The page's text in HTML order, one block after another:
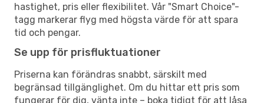
hastighet, pris eller flexibilitet. Vår "Smart Choice"-
tagg markerar flyg med högsta värde för att spara
tid och pengar.
Se upp för prisfluktuationer
Priserna kan förändras snabbt, särskilt med
begränsad tillgänglighet. Om du hittar ett pris som
fungerar för dig, vänta inte – boka tidigt för att låsa